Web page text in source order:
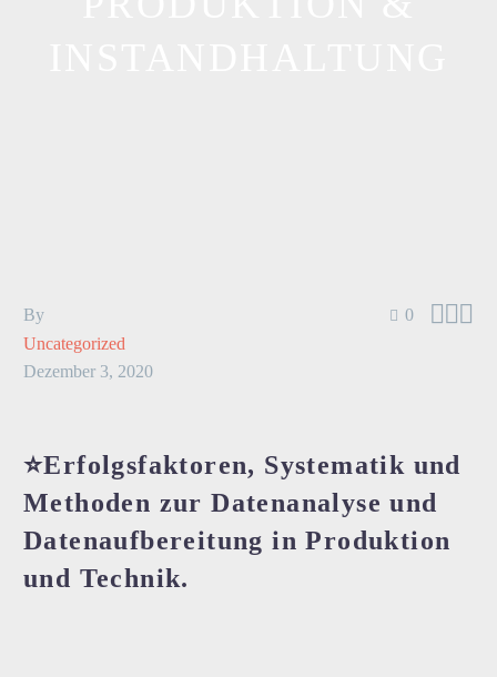
0 
By
Uncategorized
Dezember 3, 2020
⭐Erfolgsfaktoren, Systematik und
Methoden zur Datenanalyse und
Datenaufbereitung in Produktion
und Technik.